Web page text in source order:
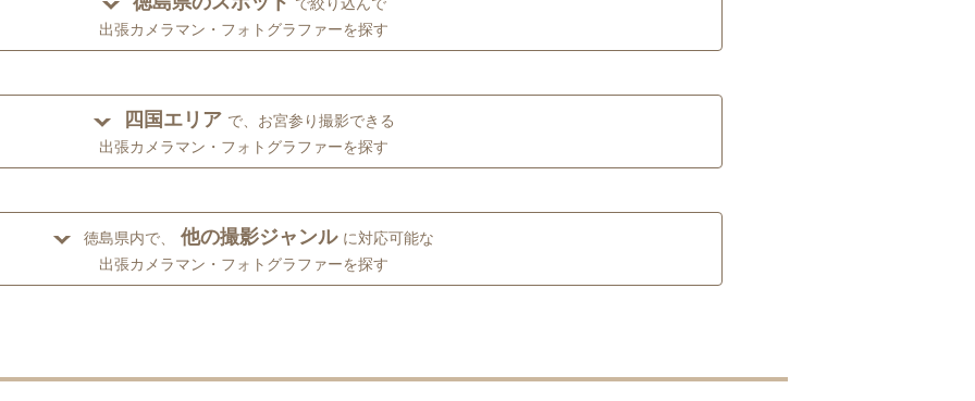
で絞り込んで
出張カメラマン・フォトグラファーを探す
四国エリア で、お宮参り撮影できる
出張カメラマン・フォトグラファーを探す
徳島県内で、 他の撮影ジャンル に対応可能な
出張カメラマン・フォトグラファーを探す